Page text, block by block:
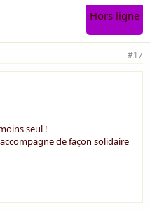
Hors ligne
#17
seul !
de façon solidaire